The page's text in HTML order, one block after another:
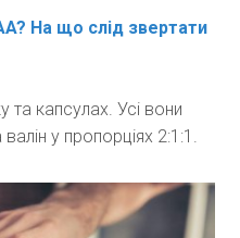
На що слід звертати
капсулах. Усі вони
у пропорціях 2:1:1.